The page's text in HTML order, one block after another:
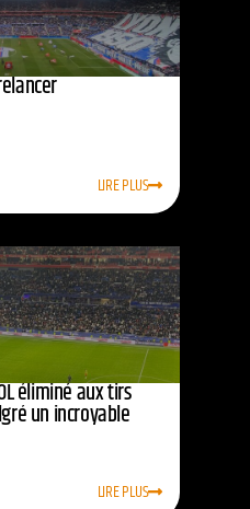
LIRE PLUS
éliminé aux tirs
un incroyable
LIRE PLUS